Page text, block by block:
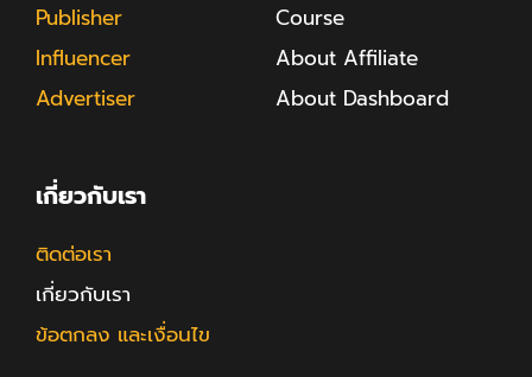
Publisher
Influencer
Advertiser
Course
About Affiliate
About Dashboard
เกี่ยวกับเรา
ติดต่อเรา
เกี่ยวกับเรา
ข้อตกลง และเงื่อนไข